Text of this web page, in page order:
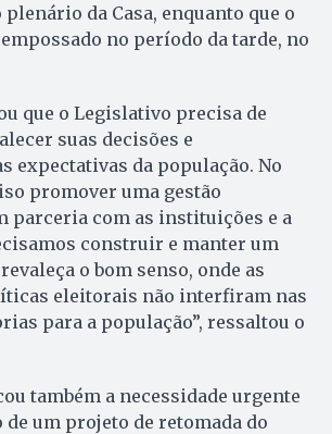
da Casa, enquanto que o
no período da tarde, no
que o Legislativo precisa de
suas decisões e
expectativas da população. No
promover uma gestão
parceria com as instituições e a
construir e manter um
o bom senso, onde as
eleitorais não interfiram nas
para a população”, ressaltou o
também a necessidade urgente
um projeto de retomada do